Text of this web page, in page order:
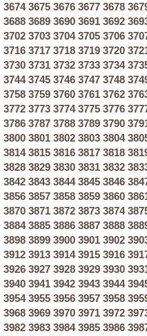
3674 3675 3676 3677 3678
3688 3689 3690 3691 3692
3702 3703 3704 3705 3706
3716 3717 3718 3719 3720
3730 3731 3732 3733 3734
3744 3745 3746 3747 3748
3758 3759 3760 3761 3762
3772 3773 3774 3775 3776
3786 3787 3788 3789 3790
3800 3801 3802 3803 3804
3814 3815 3816 3817 3818
3828 3829 3830 3831 3832
3842 3843 3844 3845 3846
3856 3857 3858 3859 3860
3870 3871 3872 3873 3874
3884 3885 3886 3887 3888
3898 3899 3900 3901 3902
3912 3913 3914 3915 3916
3926 3927 3928 3929 3930
3940 3941 3942 3943 3944
3954 3955 3956 3957 3958
3968 3969 3970 3971 3972
3982 3983 3984 3985 3986